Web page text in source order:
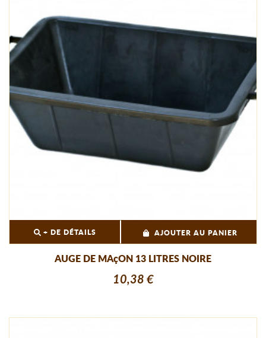
+ DE DÉTAILS AJOUTER AU PANIER
AUGE DE MAçON 13 LITRES NOIRE
10,38 €